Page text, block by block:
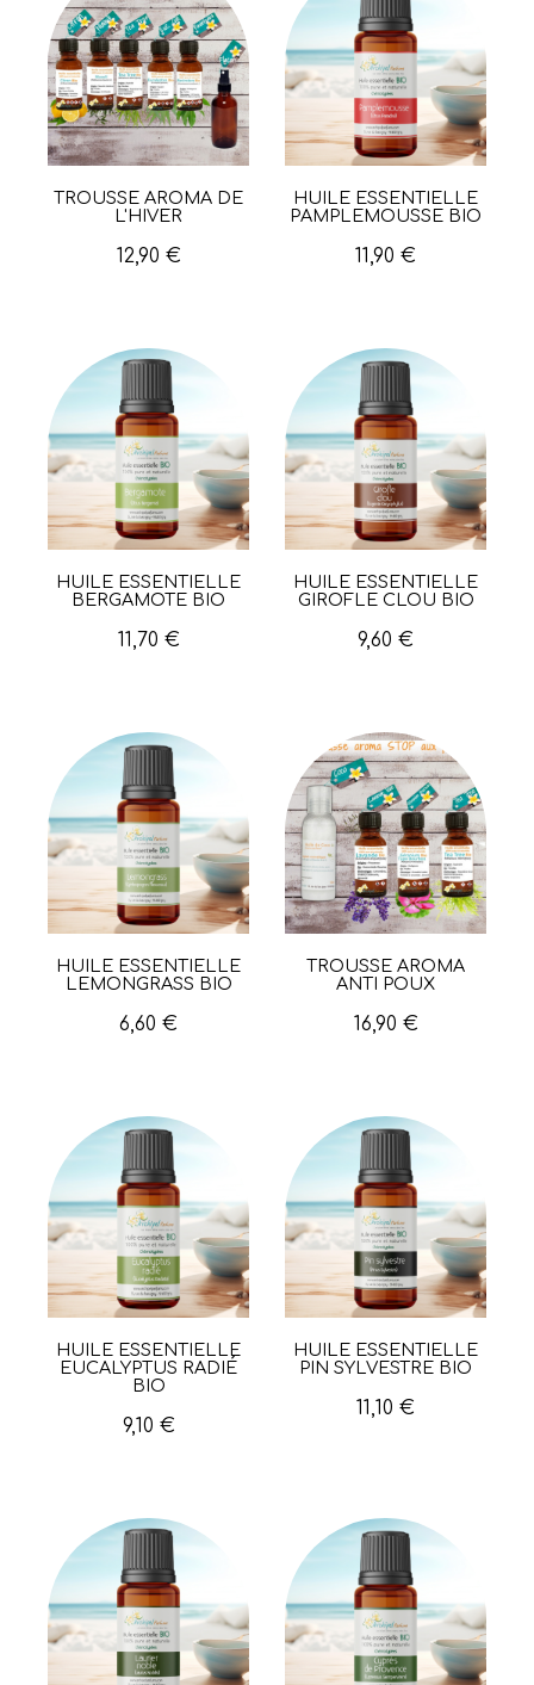
Aperçu rapide
TROUSSE AROMA DE
L'HIVER
12,90 €
Aperçu rapide
HUILE ESSENTIELLE
PAMPLEMOUSSE BIO
11,90 €
Aperçu rapide
HUILE ESSENTIELLE
BERGAMOTE BIO
11,70 €
Aperçu rapide
HUILE ESSENTIELLE
GIROFLE CLOU BIO
9,60 €
Aperçu rapide
HUILE ESSENTIELLE
LEMONGRASS BIO
6,60 €
Aperçu rapide
TROUSSE AROMA
ANTI POUX
16,90 €
Aperçu rapide
HUILE ESSENTIELLE
EUCALYPTUS RADIÉ
BIO
9,10 €
Aperçu rapide
HUILE ESSENTIELLE
PIN SYLVESTRE BIO
11,10 €